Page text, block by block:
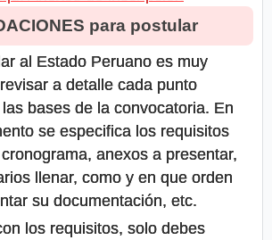
para postular
al Estado Peruano es muy
a detalle cada punto
bases de la convocatoria. En
se especifica los requisitos
anexos a presentar,
llenar, como y en que orden
su documentación, etc.
los requisitos, solo debes